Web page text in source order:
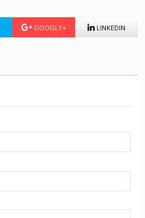
GOOGLE+ LINKEDIN